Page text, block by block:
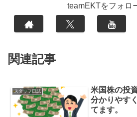
teamEKTをフォロ
関連記事
スタッフ日誌
米国株の投
分かりやす
てます。